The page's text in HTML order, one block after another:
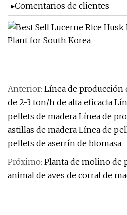
▸Comentarios de clientes
Anterior: Línea de producción
de 2-3 ton/h de alta eficacia
pellets de madera Línea de
astillas de madera Línea de
pellets de aserrín de biomasa
Próximo: Planta de molino de
animal de aves de corral de